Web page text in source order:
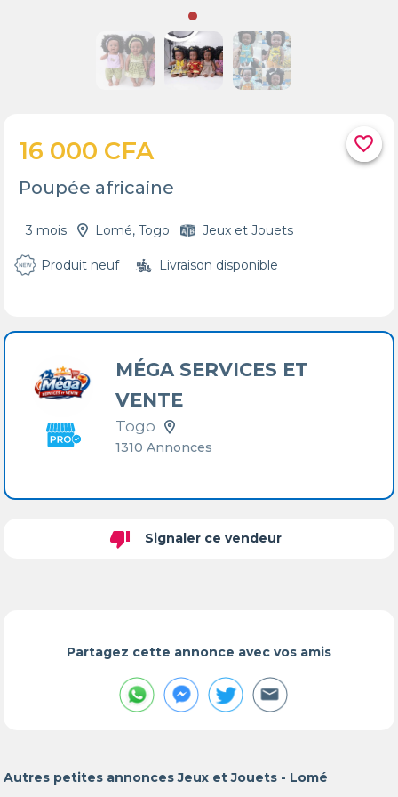
favorite_border
16 000 CFA
Poupée africaine
3 mois Lomé, Togo Jeux et Jouets
Produit neuf Livraison disponible
MÉGA SERVICES ET
VENTE
Togo
1310 Annonces
thumb_down Signaler ce vendeur
Partagez cette annonce avec vos amis
Autres petites annonces Jeux et Jouets - Lomé